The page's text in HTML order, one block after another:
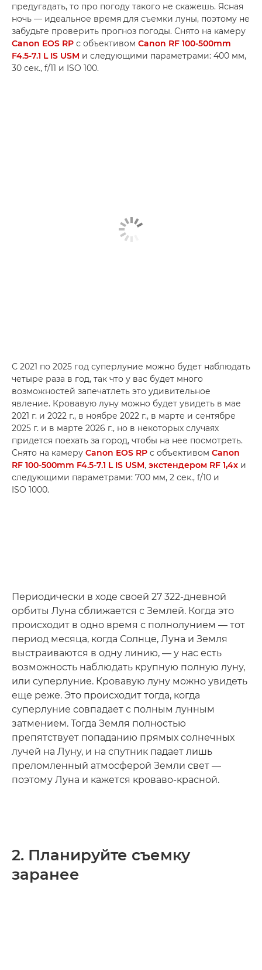
предугадать, то про погоду такого не скажешь. Ясная
ночь — идеальное время для съемки луны, поэтому не
забудьте проверить прогноз погоды. Снято на камеру
Canon EOS RP с объективом Canon RF 100-500mm
F4.5-7.1 L IS USM и следующими параметрами: 400 мм,
30 сек., f/11 и ISO 100.
С 2021 по 2025 год суперлуние можно будет наблюдать
четыре раза в год, так что у вас будет много
возможностей запечатлеть это удивительное
явление. Кровавую луну можно будет увидеть в мае
2021 г. и 2022 г., в ноябре 2022 г., в марте и сентябре
2025 г. и в марте 2026 г., но в некоторых случаях
придется поехать за город, чтобы на нее посмотреть.
Снято на камеру Canon EOS RP с объективом Canon
RF 100-500mm F4.5-7.1 L IS USM, экстендером RF 1,4x и
следующими параметрами: 700 мм, 2 сек., f/10 и
ISO 1000.
Периодически в ходе своей 27 322-дневной
орбиты Луна сближается с Землей. Когда это
происходит в одно время с полнолунием — тот
период месяца, когда Солнце, Луна и Земля
выстраиваются в одну линию, — у нас есть
возможность наблюдать крупную полную луну,
или суперлуние. Кровавую луну можно увидеть
еще реже. Это происходит тогда, когда
суперлуние совпадает с полным лунным
затмением. Тогда Земля полностью
препятствует попаданию прямых солнечных
лучей на Луну, и на спутник падает лишь
преломленный атмосферой Земли свет —
поэтому Луна и кажется кроваво-красной.
2. Планируйте съемку
заранее